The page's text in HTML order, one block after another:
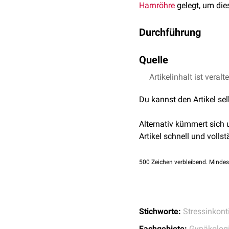
Harnröhre gelegt, um
Durchführung
lateralder
Polypropylen) unter die
korrekt, wird der
Im Gegensatz zum
Quelle
Gunnemann et al.
Artikelinhalt ist
Du kannst den Artikel
Alternativ kümmert sich
Artikel schnell und
500 Zeichen verbleibend.
Stichworte: